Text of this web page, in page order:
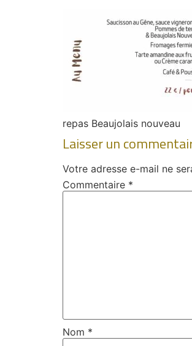
repas Beaujolais nouveau
Laisser un
Votre adresse e-mail ne
Commentaire *
Nom *